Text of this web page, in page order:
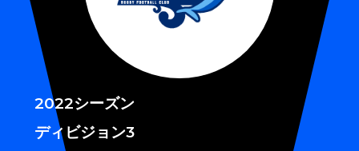
2022シーズン
ディビジョン3